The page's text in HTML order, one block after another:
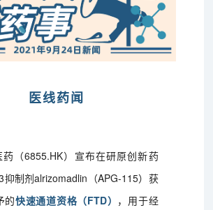
医线药闻
（6855.HK）宣布在研原创新药
抑制剂alrizomadlin（APG-115）获
的快速通道资格（FTD） ，用于经